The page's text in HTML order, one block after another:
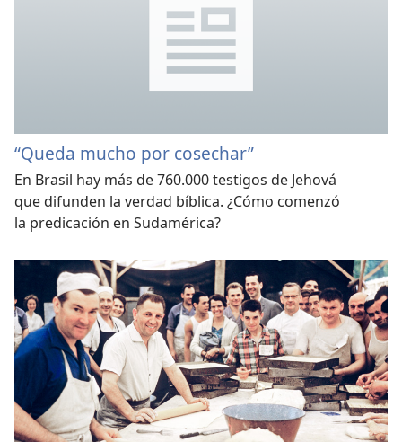
“Queda mucho por cosechar”
En Brasil hay más de 760.000 testigos de Jehová
que difunden la verdad bíblica. ¿Cómo comenzó
la predicación en Sudamérica?